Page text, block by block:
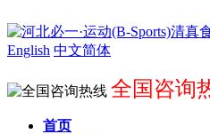
English 中文简体
全国咨询
首页